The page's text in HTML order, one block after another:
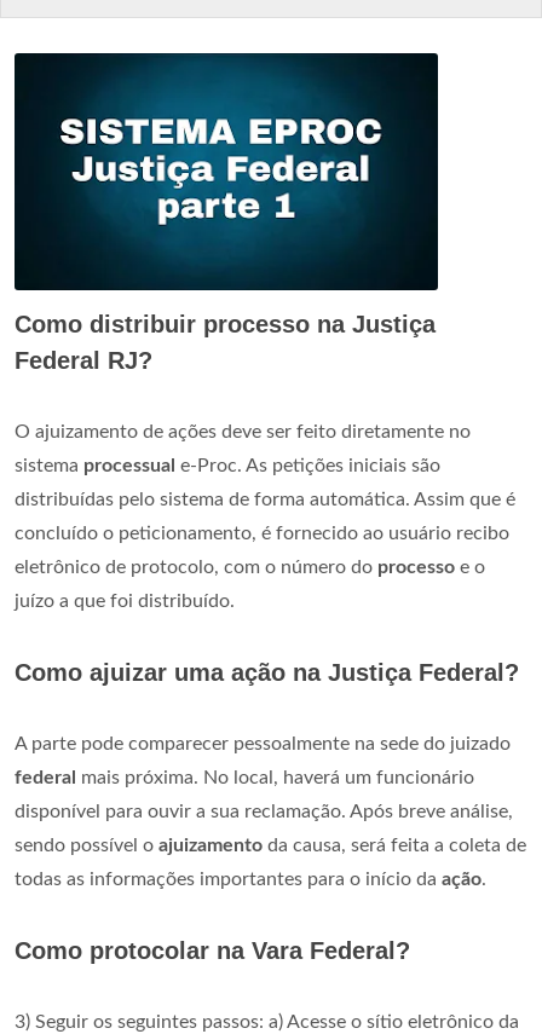
Como distribuir processo na Justiça
Federal RJ?
O ajuizamento de ações deve ser feito diretamente no
sistema processual e-Proc. As petições iniciais são
distribuídas pelo sistema de forma automática. Assim que é
concluído o peticionamento, é fornecido ao usuário recibo
eletrônico de protocolo, com o número do processo e o
juízo a que foi distribuído.
Como ajuizar uma ação na Justiça Federal?
A parte pode comparecer pessoalmente na sede do juizado
federal mais próxima. No local, haverá um funcionário
disponível para ouvir a sua reclamação. Após breve análise,
sendo possível o ajuizamento da causa, será feita a coleta de
todas as informações importantes para o início da ação.
Como protocolar na Vara Federal?
3) Seguir os seguintes passos: a) Acesse o sítio eletrônico da